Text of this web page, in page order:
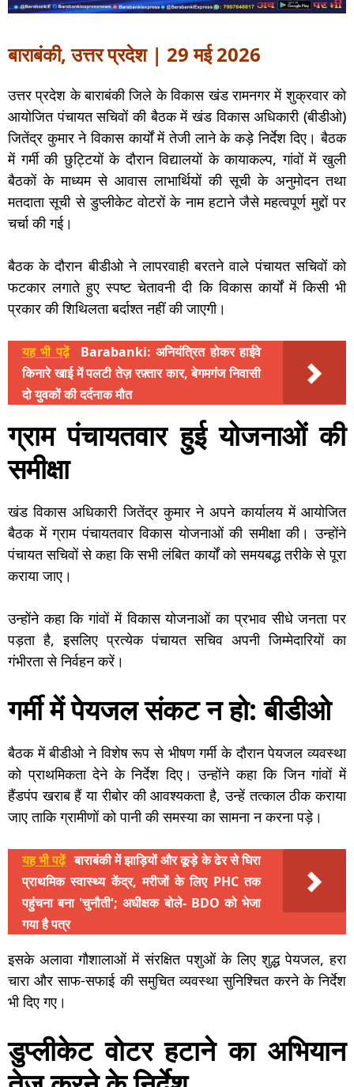
बाराबंकी, उत्तर प्रदेश | 29 मई 2026
उत्तर प्रदेश के बाराबंकी जिले के विकास खंड रामनगर में शुक्रवार को
आयोजित पंचायत सचिवों की बैठक में खंड विकास अधिकारी (बीडीओ)
जितेंद्र कुमार ने विकास कार्यों में तेजी लाने के कड़े निर्देश दिए। बैठक
में गर्मी की छुट्टियों के दौरान विद्यालयों के कायाकल्प, गांवों में खुली
बैठकों के माध्यम से आवास लाभार्थियों की सूची के अनुमोदन तथा
मतदाता सूची से डुप्लीकेट वोटरों के नाम हटाने जैसे महत्वपूर्ण मुद्दों पर
चर्चा की गई।
बैठक के दौरान बीडीओ ने लापरवाही बरतने वाले पंचायत सचिवों को
फटकार लगाते हुए स्पष्ट चेतावनी दी कि विकास कार्यों में किसी भी
प्रकार की शिथिलता बर्दाश्त नहीं की जाएगी।
यह भी पढ़ें
Barabanki: अनियंत्रित होकर हाईवे
किनारे खाई में पलटी तेज़ रफ़्तार कार, बेगमगंज निवासी
दो युवकों की दर्दनाक मौत
ग्राम पंचायतवार हुई योजनाओं की
समीक्षा
खंड विकास अधिकारी जितेंद्र कुमार ने अपने कार्यालय में आयोजित
बैठक में ग्राम पंचायतवार विकास योजनाओं की समीक्षा की। उन्होंने
पंचायत सचिवों से कहा कि सभी लंबित कार्यों को समयबद्ध तरीके से पूरा
कराया जाए।
उन्होंने कहा कि गांवों में विकास योजनाओं का प्रभाव सीधे जनता पर
पड़ता है, इसलिए प्रत्येक पंचायत सचिव अपनी जिम्मेदारियों का
गंभीरता से निर्वहन करें।
गर्मी में पेयजल संकट न हो: बीडीओ
बैठक में बीडीओ ने विशेष रूप से भीषण गर्मी के दौरान पेयजल व्यवस्था
को प्राथमिकता देने के निर्देश दिए। उन्होंने कहा कि जिन गांवों में
हैंडपंप खराब हैं या रीबोर की आवश्यकता है, उन्हें तत्काल ठीक कराया
जाए ताकि ग्रामीणों को पानी की समस्या का सामना न करना पड़े।
यह भी पढ़ें बाराबंकी में झाड़ियों और कूड़े के ढेर से घिरा
प्राथमिक स्वास्थ्य केंद्र, मरीजों के लिए PHC तक
पहुंचना बना 'चुनौती'; अधीक्षक बोले- BDO को भेजा
गया है पत्र
इसके अलावा गौशालाओं में संरक्षित पशुओं के लिए शुद्ध पेयजल, हरा
चारा और साफ-सफाई की समुचित व्यवस्था सुनिश्चित करने के निर्देश
भी दिए गए।
डुप्लीकेट वोटर हटाने का अभियान